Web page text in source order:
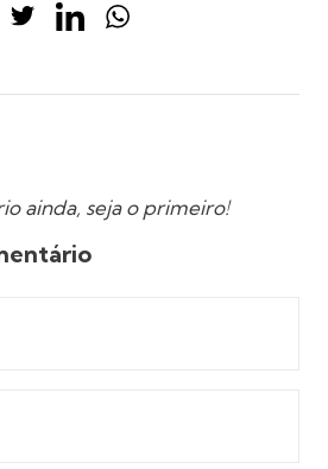
ainda, seja o primeiro!